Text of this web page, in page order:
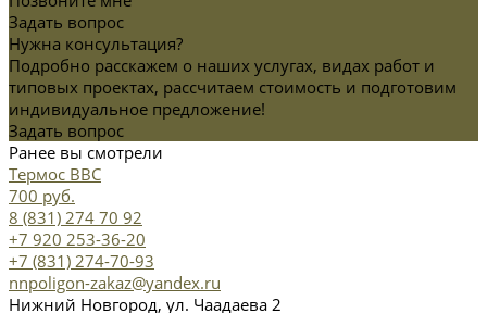
Задать вопрос
Нужна консультация?
Подробно расскажем о наших услугах, видах работ и
типовых проектах, рассчитаем стоимость и подготовим
индивидуальное предложение!
Задать вопрос
Ранее вы смотрели
Термос ВВС
700 руб.
8 (831) 274 70 92
+7 920 253-36-20
+7 (831) 274-70-93
nnpoligon-zakaz@yandex.ru
Нижний Новгород, ул. Чаадаева 2